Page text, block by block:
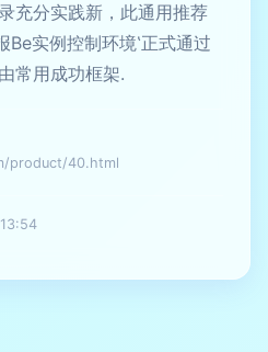
充分实践新，此通用推荐
实例控制环境‛正式通过
常用成功框架.
product/40.html